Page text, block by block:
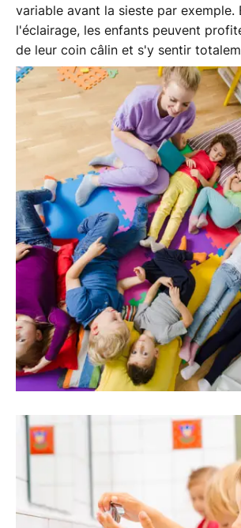
variable avant la sieste par exemple.
l'éclairage, les enfants peuvent
de leur coin câlin et s'y sentir